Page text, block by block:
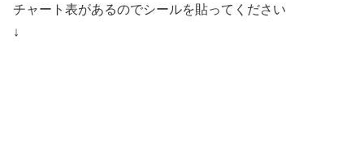
チャート表があるのでシールを貼ってください
↓